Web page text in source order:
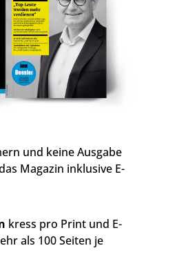
und keine Ausgabe
Magazin inklusive E-
kress pro Print und E-
als 100 Seiten je